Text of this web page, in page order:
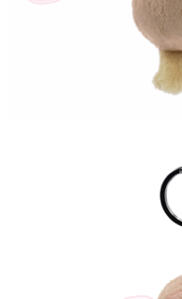
易，需依本服務之必要範圍內提
權轉讓予恩沛科技股份有限公司。
２．關於個人資料處理事宜，請
https://aftee.tw/terms/#terms3
３．未成年的使用者請事先徵得
「AFTEE先享後付」，若未經同
５．嚴禁一人註冊多個帳號或使
恩沛科技股份有限公司將有權停